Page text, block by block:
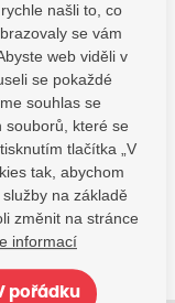
našli to, co
se vám
web viděli v
se pokaždé
souhlas se
souborů, které se
tlačítka „V
tak, abychom
na základě
změnit na stránce
informací
pořádku